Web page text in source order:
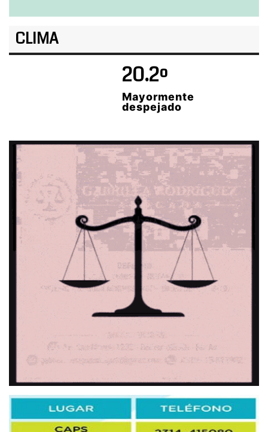
CLIMA
20.2º
Mayormente
despejado